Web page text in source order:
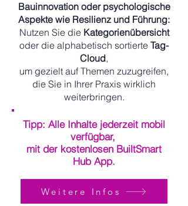
Bauinnovation oder psychologische
Aspekte wie Resilienz und Führung:
Nutzen Sie die Kategorienübersicht
oder die alphabetisch sortierte Tag-
Cloud,
um gezielt auf Themen zuzugreifen,
die Sie in Ihrer Praxis wirklich
weiterbringen.
Tipp: Alle Inhalte jederzeit mobil
verfügbar,
mit der kostenlosen BuiltSmart
Hub App.
Weitere Infos